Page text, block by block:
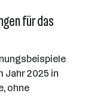
für das
Jahr 2025 in
ohne